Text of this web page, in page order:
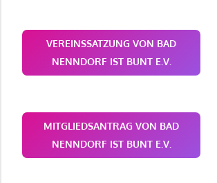
VEREINSSATZUNG VON BAD
NENNDORF IST BUNT E.V.
MITGLIEDSANTRAG VON BAD
NENNDORF IST BUNT E.V.